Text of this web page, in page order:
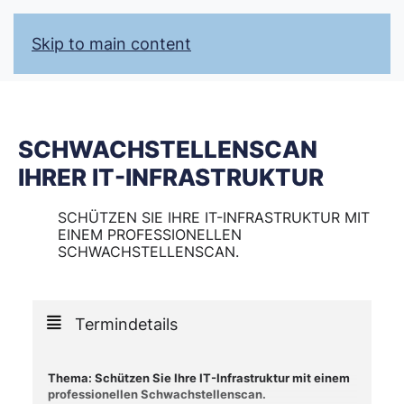
Skip to main content
SCHWACHSTELLENSCAN
IHRER IT-INFRASTRUKTUR
SCHÜTZEN SIE IHRE IT-INFRASTRUKTUR MIT
EINEM PROFESSIONELLEN
SCHWACHSTELLENSCAN.
Termindetails
Thema: Schützen Sie Ihre IT-Infrastruktur mit einem
professionellen Schwachstellenscan.